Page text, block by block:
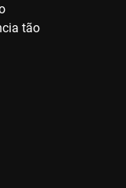
tão